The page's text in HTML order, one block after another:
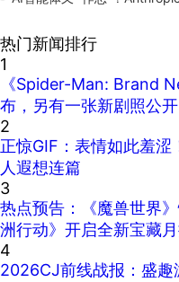
热门新闻排行
1
《Spider-Man: Brand
布，另有一张新剧照公开
2
正惊GIF：表情如此羞
人遐想连篇
3
热点预告：《魔兽世界
洲行动》开启全新宝藏月
4
2026CJ前线战报：盛